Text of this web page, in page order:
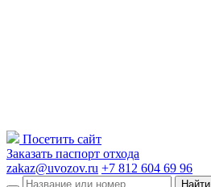
Посетить сайт
Заказать паспорт отхода
zakaz@uvozov.ru +7 812 604 69 96
Найти